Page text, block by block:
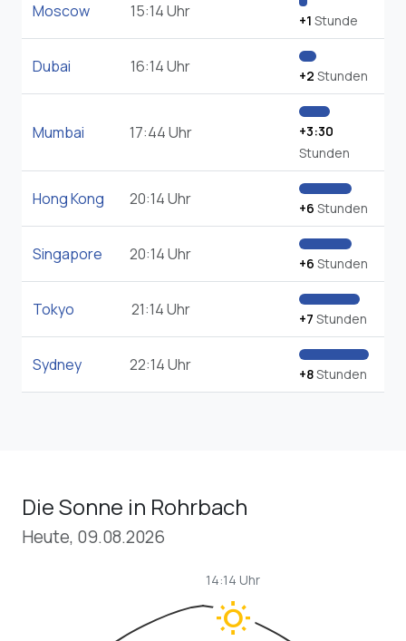
Moscow 15:14 Uhr +1 Stunde
Dubai 16:14 Uhr +2 Stunden
Mumbai 17:44 Uhr
+3:30
Stunden
Hong Kong 20:14 Uhr +6 Stunden
Singapore 20:14 Uhr +6 Stunden
Tokyo 21:14 Uhr +7 Stunden
Sydney 22:14 Uhr +8Stunden
Die Sonne in Rohrbach
Heute, 09.08.2026
wb_sunny
14:14 Uhr